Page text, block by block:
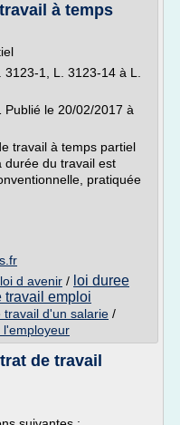
à temps
1, L. 3123-14 à L.
le 20/02/2017 à
travail à temps partiel
durée du travail est
pratiquée
d avenir / loi duree
travail emploi
travail d'un salarie /
l'employeur
de travail